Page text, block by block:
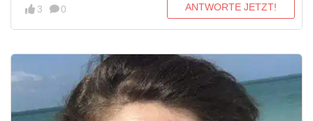
3 0 ANTWORTE JETZT!